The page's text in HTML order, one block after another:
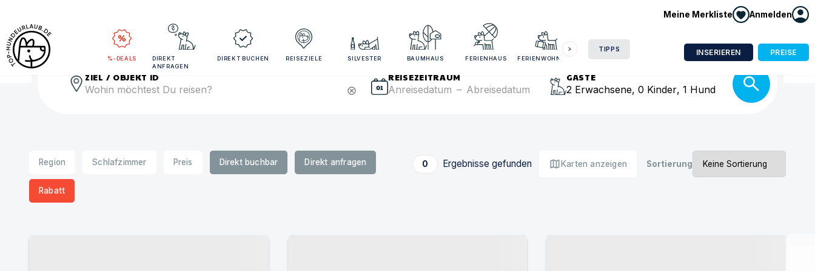
Meine Merkliste Anmelden
%-DEALS
DIREKT
ANFRAGEN
DIREKT BUCHEN REISEZIELE SILVESTER BAUMHAUS FERIENHAUS FERIENWOHNUNG
TIPPS INSERIEREN PREISE
Reisezeitraum und Gästezahl angeben für bessere Suchergebnisse
ZIEL / OBJEKT ID
cancel
REISEZEITRAUM
Anreisedatum – Abreisedatum
GÄSTE
2 Erwachsene, 0 Kinder, 1 Hund
Region Schlafzimmer Preis Direkt buchbar Direkt anfragen
Rabatt
0 Ergebnisse gefunden mapKarten anzeigen Sortierung